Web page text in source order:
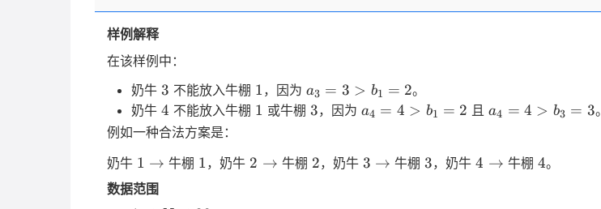
样例解释
在该样例中：
奶牛 3
3 不能放入牛棚 1
1 ，因为 a_3=3>b_1=2
a3 = 3 > b1 = 2。
奶牛 4
4 不能放入牛棚 1
1 或牛棚 3
3，因为 a_4=4>b_1=2
a4 = 4 > b1 = 2 且a_4=4>b_3=3
a4 = 4 > b3 = 3。
例如一种合法方案是：
奶牛 1
\to
1 → 牛棚 1
1 ，奶牛 2
2 → 牛棚 2
2，奶牛 3
3 → 牛棚3
3，奶牛4
4 → 牛棚 4
4。
数据范围